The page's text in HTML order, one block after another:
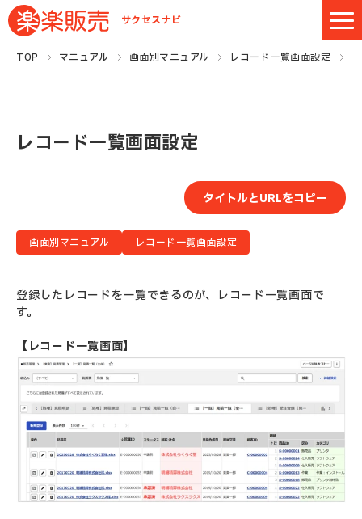
サクセスナビ
TOP マニュアル 画面別マニュアル レコード一覧画面設定
レコード一覧画面設定
タイトルとURLをコピー
画面別マニュアル レコード一覧画面設定
登録したレコードを一覧できるのが、レコード一覧画面で
す。
【レコード一覧画面】